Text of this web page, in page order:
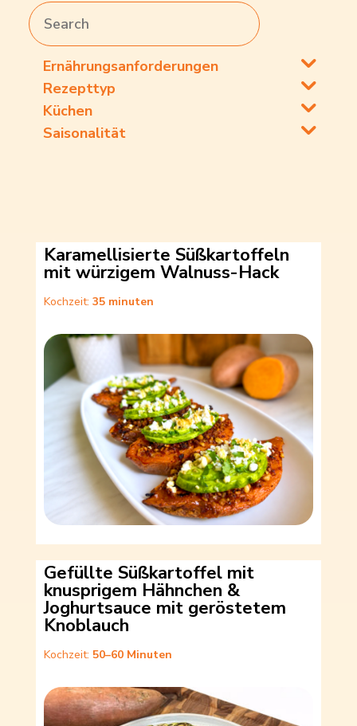
Ernährungsanforderungen
Rezepttyp
Küchen
Saisonalität
Karamellisierte Süßkartoffeln
mit würzigem Walnuss-Hack
Kochzeit: 35 minuten
Gefüllte Süßkartoffel mit
knusprigem Hähnchen &
Joghurtsauce mit geröstetem
Knoblauch
Kochzeit: 50–60 Minuten